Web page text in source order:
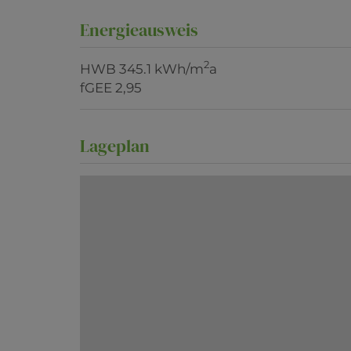
Energieausweis
HWB 345.1 kWh/m2a
fGEE 2,95
Lageplan